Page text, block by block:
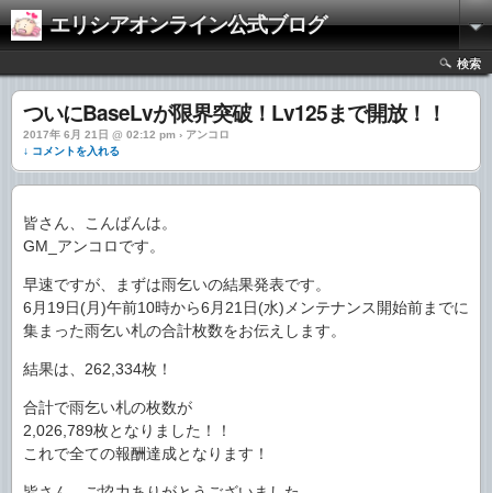
エリシアオンライン公式ブログ
検索
ついにBaseLvが限界突破！Lv125まで開放！！
2017年 6月 21日 @ 02:12 pm › アンコロ
↓ コメントを入れる
皆さん、こんばんは。
GM_アンコロです。
早速ですが、まずは雨乞いの結果発表です。
6月19日(月)午前10時から6月21日(水)メンテナンス開始前までに
集まった雨乞い札の合計枚数をお伝えします。
結果は、262,334枚！
合計で雨乞い札の枚数が
2,026,789枚となりました！！
これで全ての報酬達成となります！